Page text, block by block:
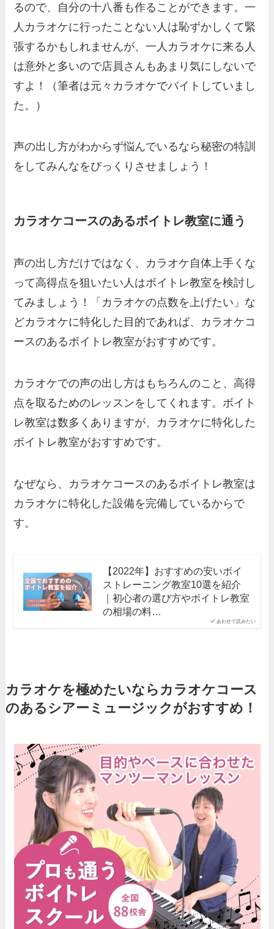
るので、自分の十八番も作ることができます。一
人カラオケに行ったことない人は恥ずかしくて緊
張するかもしれませんが、一人カラオケに来る人
は意外と多いので店員さんもあまり気にしないで
すよ！（筆者は元々カラオケでバイトしていまし
た。）
声の出し方がわからず悩んでいるなら秘密の特訓
をしてみんなをびっくりさせましょう！
カラオケコースのあるボイトレ教室に通う
声の出し方だけではなく、カラオケ自体上手くな
って高得点を狙いたい人はボイトレ教室を検討し
てみましょう！「カラオケの点数を上げたい」な
どカラオケに特化した目的であれば、カラオケコ
ースのあるボイトレ教室がおすすめです。
カラオケでの声の出し方はもちろんのこと、高得
点を取るためのレッスンをしてくれます。ボイト
レ教室は数多くありますが、カラオケに特化した
ボイトレ教室がおすすめです。
なぜなら、カラオケコースのあるボイトレ教室は
カラオケに特化した設備を完備しているからで
す。
あわせて読みたい
【2022年】おすすめの安いボイ
ストレーニング教室10選を紹介
｜初心者の選び方やボイトレ教室
の相場の料…
カラオケを極めたいならカラオケコース
のあるシアーミュージックがおすすめ！